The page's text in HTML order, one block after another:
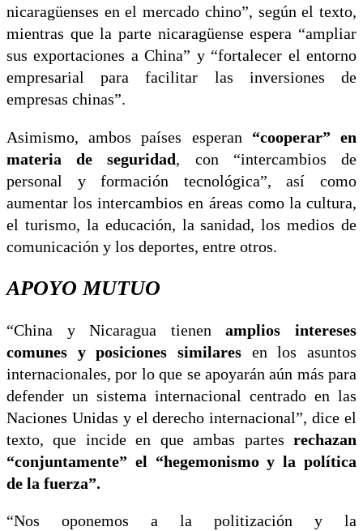
nicaragüenses en el mercado chino”, según el texto,
mientras que la parte nicaragüense espera “ampliar
sus exportaciones a China” y “fortalecer el entorno
empresarial para facilitar las inversiones de
empresas chinas”.
Asimismo, ambos países esperan “cooperar” en
materia de seguridad, con “intercambios de
personal y formación tecnológica”, así como
aumentar los intercambios en áreas como la cultura,
el turismo, la educación, la sanidad, los medios de
comunicación y los deportes, entre otros.
APOYO MUTUO
“China y Nicaragua tienen amplios intereses
comunes y posiciones similares en los asuntos
internacionales, por lo que se apoyarán aún más para
defender un sistema internacional centrado en las
Naciones Unidas y el derecho internacional”, dice el
texto, que incide en que ambas partes rechazan
“conjuntamente” el “hegemonismo y la política
de la fuerza”.
“Nos oponemos a la politización y la